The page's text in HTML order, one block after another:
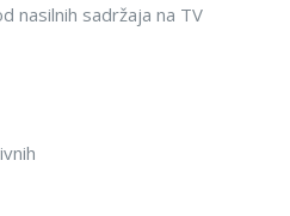
nasilnih sadržaja na TV